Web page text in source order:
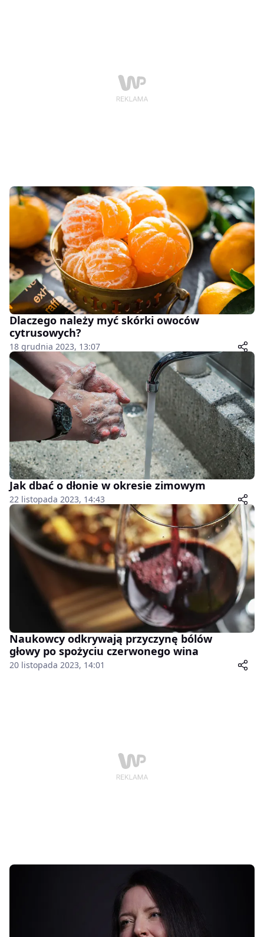
Dlaczego należy myć skórki owoców
cytrusowych?
18 grudnia 2023, 13:07
Jak dbać o dłonie w okresie zimowym
22 listopada 2023, 14:43
Naukowcy odkrywają przyczynę bólów
głowy po spożyciu czerwonego wina
20 listopada 2023, 14:01